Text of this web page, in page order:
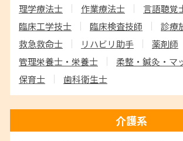
理学療法士
作業療法士
言語聴覚
臨床工学技士
臨床検査技師
診療
救急救命士
リハビリ助手
薬剤師
管理栄養士・栄養士
柔整・鍼灸・マ
保育士
歯科衛生士
介護系